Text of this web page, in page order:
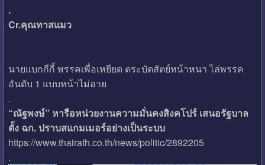
.
Cr.คุณทาสแมว
นายแบกกีกี้ พรรคเพื่อเหยียด ตระบัดสัตย์หน้าหนา ไล่พรรค
อันดับ 1 แบบหน้าไม่อาย
.
“ณัฐพงษ์” หารือหน่วยงานความมั่นคงสิงคโปร์ เสนอรัฐบาล
ตั้ง ฉก. ปราบสแกมเมอร์อย่างเป็นระบบ
https://www.thairath.co.th/news/politic/2892205
.